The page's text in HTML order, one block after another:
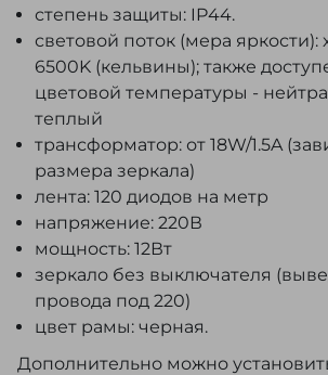
степень защиты: IP44.
световой поток (мера
6500K (кельвины); также
цветовой температуры -
теплый
трансформатор: от 18W/1.5A
размера зеркала)
лента: 120 диодов на метр
напряжение: 220В
мощность: 12Вт
зеркало без выключателя
провода под 220)
цвет рамы: черная.
Дополнительно можно